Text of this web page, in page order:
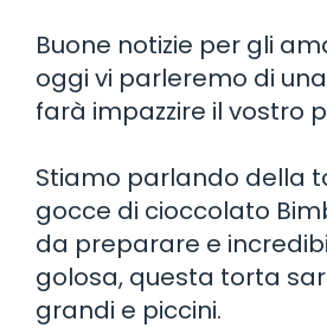
Buone notizie per gli
oggi vi parleremo di
farà impazzire il vostro
Stiamo parlando della
gocce di cioccolato
da preparare e
golosa, questa torta
grandi e piccini.